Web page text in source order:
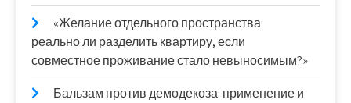
«Желание отдельного пространства:
реально ли разделить квартиру, если
совместное проживание стало невыносимым?»
Бальзам против демодекоза: применение и